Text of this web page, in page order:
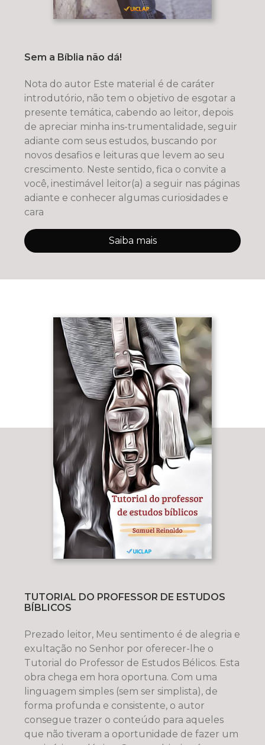
Sem a Bíblia não dá!
Nota do autor Este material é de caráter
introdutório, não tem o objetivo de esgotar a
presente temática, cabendo ao leitor, depois
de apreciar minha ins-trumentalidade, seguir
adiante com seus estudos, buscando por
novos desafios e leituras que levem ao seu
crescimento. Neste sentido, fica o convite a
você, inestimável leitor(a) a seguir nas páginas
adiante e conhecer algumas curiosidades e
cara
Saiba mais
TUTORIAL DO PROFESSOR DE ESTUDOS
BÍBLICOS
Prezado leitor, Meu sentimento é de alegria e
exultação no Senhor por oferecer-lhe o
Tutorial do Professor de Estudos Bélicos. Esta
obra chega em hora oportuna. Com uma
linguagem simples (sem ser simplista), de
forma profunda e consistente, o autor
consegue trazer o conteúdo para aqueles
que não tiveram a oportunidade de fazer um